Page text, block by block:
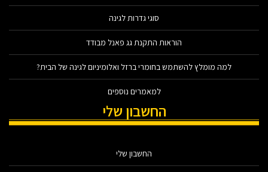
סוגי גדרות לגינה
הוראות התקנת גג פאנל מבודד
למה מומלץ להשתמש בחומרי ברזל ואלומיניום לגינה של הבית?
למאמרים נוספים
החשבון שלי
החשבון שלי